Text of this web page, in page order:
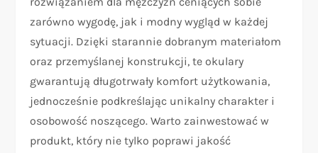
zarówno wygodę, jak i modny wygląd w każdej
sytuacji. Dzięki starannie dobranym materiałom
oraz przemyślanej konstrukcji, te okulary
gwarantują długotrwały komfort użytkowania,
jednocześnie podkreślając unikalny charakter i
osobowość noszącego. Warto zainwestować w
produkt, który nie tylko poprawi jakość